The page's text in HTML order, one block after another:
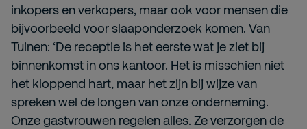
inkopers en verkopers, maar ook voor mensen die
bijvoorbeeld voor slaaponderzoek komen. Van
Tuinen: ‘De receptie is het eerste wat je ziet bij
binnenkomst in ons kantoor. Het is misschien niet
het kloppend hart, maar het zijn bij wijze van
spreken wel de longen van onze onderneming.
Onze gastvrouwen regelen alles. Ze verzorgen de